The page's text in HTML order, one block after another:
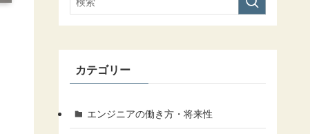
カテゴリー
エンジニアの働き方・将来性